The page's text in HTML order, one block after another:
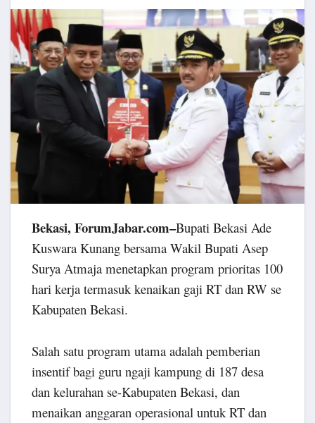
Bekasi, ForumJabar.com–Bupati Bekasi Ade
Kuswara Kunang bersama Wakil Bupati Asep
Surya Atmaja menetapkan program prioritas 100
hari kerja termasuk kenaikan gaji RT dan RW se
Kabupaten Bekasi.
Salah satu program utama adalah pemberian
insentif bagi guru ngaji kampung di 187 desa
dan kelurahan se-Kabupaten Bekasi, dan
menaikan anggaran operasional untuk RT dan